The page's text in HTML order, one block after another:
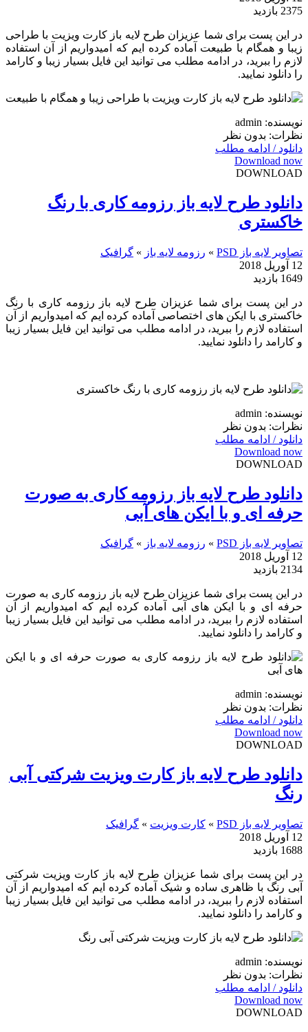
2375 بازدید
در این پست برای شما عزیزان طرح لایه باز کارت ویزیت با طراحی
زیبا و همگام با طبیعت آماده کرده ایم که امیدواریم از آن استفاده
لازم را ببرید، در ادامه مطلب می توانید این فایل بسیار زیبا و کارامد
را دانلود نمایید.
نویسنده: admin
نظرات: بدون نظر
دانلود / ادامه مطلب
Download now
DOWNLOAD
دانلود طرح لایه باز رزومه کاری با رنگ
خاکستری
تصاویر لایه باز PSD » رزومه لایه باز » گرافیک
12 آوریل 2018
1649 بازدید
در این پست برای شما عزیزان طرح لایه باز رزومه کاری با رنگ
خاکستری با ایکن های اختصاصی آماده کرده ایم که امیدواریم از آن
استفاده لازم را ببرید، در ادامه مطلب می توانید این فایل بسیار زیبا
و کارامد را دانلود نمایید.
نویسنده: admin
نظرات: بدون نظر
دانلود / ادامه مطلب
Download now
DOWNLOAD
دانلود طرح لایه باز رزومه کاری به صورت
حرفه ای و با ایکن های آبی
تصاویر لایه باز PSD » رزومه لایه باز » گرافیک
12 آوریل 2018
2134 بازدید
در این پست برای شما عزیزان طرح لایه باز رزومه کاری به صورت
حرفه ای و با ایکن های آبی آماده کرده ایم که امیدواریم از آن
استفاده لازم را ببرید، در ادامه مطلب می توانید این فایل بسیار زیبا
و کارامد را دانلود نمایید.
نویسنده: admin
نظرات: بدون نظر
دانلود / ادامه مطلب
Download now
DOWNLOAD
دانلود طرح لایه باز کارت ویزیت شرکتی آبی
رنگ
تصاویر لایه باز PSD » کارت ویزیت » گرافیک
12 آوریل 2018
1688 بازدید
در این پست برای شما عزیزان طرح لایه باز کارت ویزیت شرکتی
آبی رنگ با ظاهری ساده و شیک آماده کرده ایم که امیدواریم از آن
استفاده لازم را ببرید، در ادامه مطلب می توانید این فایل بسیار زیبا
و کارامد را دانلود نمایید.
نویسنده: admin
نظرات: بدون نظر
دانلود / ادامه مطلب
Download now
DOWNLOAD